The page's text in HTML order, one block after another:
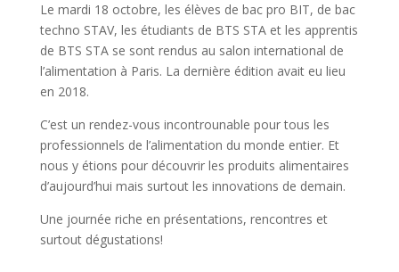
Le mardi 18 octobre, les élèves de bac pro BIT, de bac
techno STAV, les étudiants de BTS STA et les apprentis
de BTS STA se sont rendus au salon international de
l’alimentation à Paris. La dernière édition avait eu lieu
en 2018.
C’est un rendez-vous incontrounable pour tous les
professionnels de l’alimentation du monde entier. Et
nous y étions pour découvrir les produits alimentaires
d’aujourd’hui mais surtout les innovations de demain.
Une journée riche en présentations, rencontres et
surtout dégustations!